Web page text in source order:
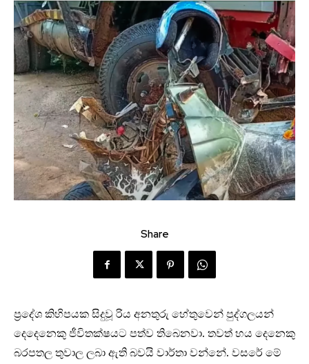
Share
ප්‍රදේශ කිහිපයක සිදුවූ රිය අනතුරු හේතුවෙන් පුද්ගලයන්
දෙදෙනෙකු ජීවිතක්ෂයට පත්ව තිබෙනවා. තවත් හය දෙනෙකු
බරපතල තුවාල ලබා ඇති බවයි වාර්තා වන්නේ. වසරේ මේ